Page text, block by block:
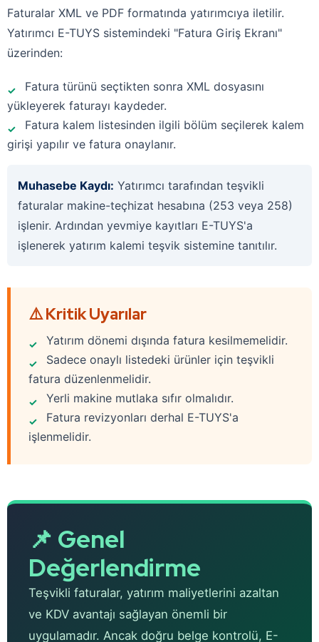
Faturalar XML ve PDF formatında yatırımcıya iletilir.
Yatırımcı E-TUYS sistemindeki "Fatura Giriş Ekranı"
üzerinden:
Fatura türünü seçtikten sonra XML dosyasını
yükleyerek faturayı kaydeder.
Fatura kalem listesinden ilgili bölüm seçilerek kalem
girişi yapılır ve fatura onaylanır.
Muhasebe Kaydı: Yatırımcı tarafından teşvikli
faturalar makine-teçhizat hesabına (253 veya 258)
işlenir. Ardından yevmiye kayıtları E-TUYS'a
işlenerek yatırım kalemi teşvik sistemine tanıtılır.
⚠️ Kritik Uyarılar
Yatırım dönemi dışında fatura kesilmemelidir.
Sadece onaylı listedeki ürünler için teşvikli
fatura düzenlenmelidir.
Yerli makine mutlaka sıfır olmalıdır.
Fatura revizyonları derhal E-TUYS'a
işlenmelidir.
📌 Genel
Değerlendirme
Teşvikli faturalar, yatırım maliyetlerini azaltan
ve KDV avantajı sağlayan önemli bir
uygulamadır. Ancak doğru belge kontrolü, E-